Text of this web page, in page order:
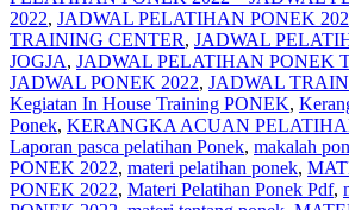
2022, JADWAL PELATIHAN PONEK
TRAINING CENTER, JADWAL
JOGJA, JADWAL PELATIHAN PONEK
JADWAL PONEK 2022, JADWAL
Kegiatan In House Training PONEK,
Ponek, KERANGKA ACUAN
Laporan pasca pelatihan Ponek, makalah
PONEK 2022, materi pelatihan ponek,
PONEK 2022, Materi Pelatihan Ponek Pdf,